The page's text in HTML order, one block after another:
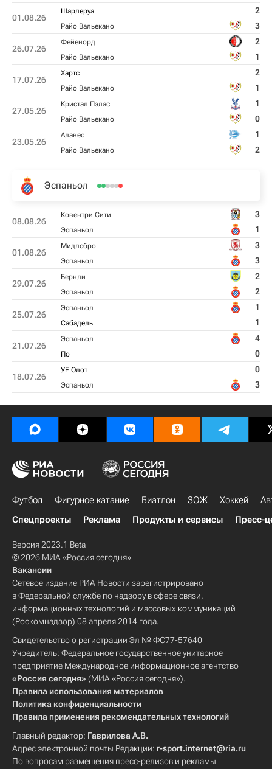
01.08.26
Шарлеруа 2
Райо Вальекано 3
26.07.26
Фейенорд 2
Райо Вальекано 1
17.07.26
Хартс 2
Райо Вальекано 1
27.05.26
Кристал Пэлас 1
Райо Вальекано 0
23.05.26
Алавес 1
Райо Вальекано 2
Эспаньол
08.08.26
Ковентри Сити 3
Эспаньол 1
01.08.26
Мидлсбро 3
Эспаньол 3
29.07.26
Бернли 2
Эспаньол 2
25.07.26
Эспаньол 1
Сабадель 1
21.07.26
Эспаньол 4
По 0
18.07.26
УЕ Олот 0
Эспаньол 3
Футбол Фигурное катание Биатлон ЗОЖ Хоккей
Спецпроекты
Реклама Продукты и сервисы Пресс-
Версия 2023.1 Beta
© 2026 МИА «Россия сегодня»
Вакансии
Сетевое издание РИА Новости зарегистрировано
в Федеральной службе по надзору в сфере связи,
информационных технологий и массовых коммуникаций
(Роскомнадзор) 08 апреля 2014 года.
Свидетельство о регистрации Эл № ФС77-57640
Учредитель: Федеральное государственное унитарное
предприятие Международное информационное агентство
«Россия сегодня» (МИА «Россия сегодня»).
Правила использования материалов
Политика конфиденциальности
Правила применения рекомендательных технологий
Главный редактор: Гаврилова А.В.
Адрес электронной почты Редакции: r-sport.internet@ria.ru
По вопросам размещения пресс-релизов и рекламы